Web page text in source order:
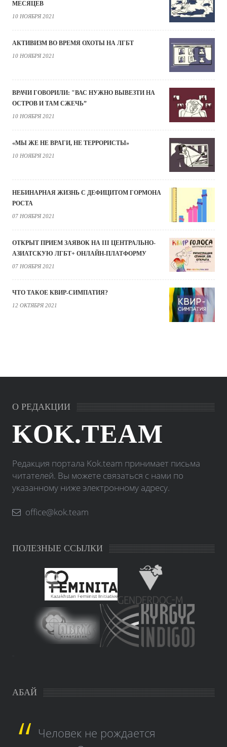
МЕСЯЦЕВ
10 НОЯБРЯ 2021
АКТИВИЗМ ВО ВРЕМЯ ОХОТЫ НА ЛГБТ
10 НОЯБРЯ 2021
ВРАЧИ ГОВОРИЛИ: "ВАС НУЖНО ВЫВЕЗТИ НА
ОСТРОВ И ТАМ СЖЕЧЬ”
10 НОЯБРЯ 2021
«МЫ ЖЕ НЕ ВРАГИ, НЕ ТЕРРОРИСТЫ»
10 НОЯБРЯ 2021
НЕБИНАРНАЯ ЖИЗНЬ С ДЕФИЦИТОМ ГОРМОНА
РОСТА
07 НОЯБРЯ 2021
ОТКРЫТ ПРИЕМ ЗАЯВОК НА III ЦЕНТРАЛЬНО-
АЗИАТСКУЮ ЛГБТ+ ОНЛАЙН-ПЛАТФОРМУ
07 НОЯБРЯ 2021
ЧТО ТАКОЕ КВИР-СИМПАТИЯ?
12 ОКТЯБРЯ 2021
О РЕДАКЦИИ
KOK.TEAM
Редакция портала Kok.team принимает письма
читателей. Вы можете связаться с нами по
указанному ниже электронному адресу.
office@kok.team
ПОЛЕЗНЫЕ ССЫЛКИ
АБАЙ
Человек не рождается